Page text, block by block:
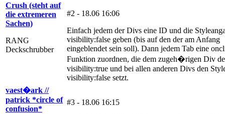
Crush (steht auf
die extremeren
Sachen)
RANG
Deckschrubber
#2 - 18.06 16:06
Einfach jedem der Divs eine ID und die
visibility:false geben (bis auf den der am Anfang
eingeblendet sein soll). Dann jedem Tab eine
Funktion zuordnen, die dem zugeh�rigen Div
visibility:true und bei allen anderen Divs den
visibility:false setzt.
vaest�ark //
patrick *circle of
confusion*
#3 - 18.06 16:15